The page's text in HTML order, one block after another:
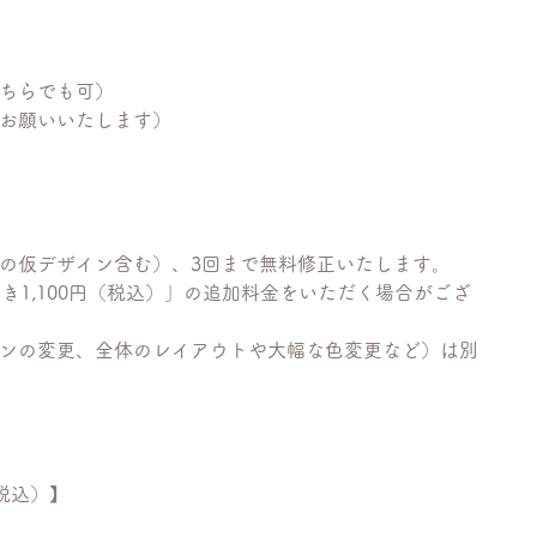
らでも可）
願いいたします）
仮デザイン含む）、3回まで無料修正いたします。
1,100円（税込）」の追加料金をいただく場合がござ
の変更、全体のレイアウトや大幅な色変更など）は別
）】